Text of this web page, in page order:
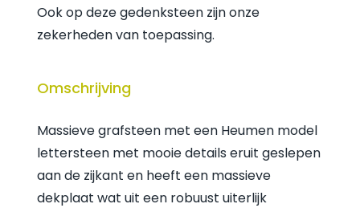
Ook op deze gedenksteen zijn onze
zekerheden van toepassing.
Omschrijving
Massieve grafsteen met een Heumen model
lettersteen met mooie details eruit geslepen
aan de zijkant en heeft een massieve
dekplaat wat uit een robuust uiterlijk